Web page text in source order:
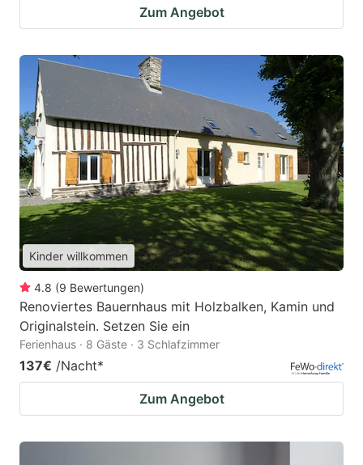
Zum Angebot
Kinder willkommen
4.8 (9 Bewertungen)
Renoviertes Bauernhaus mit Holzbalken, Kamin und
Originalstein. Setzen Sie ein
Ferienhaus · 8 Gäste · 3 Schlafzimmer
137€ /Nacht*
Zum Angebot